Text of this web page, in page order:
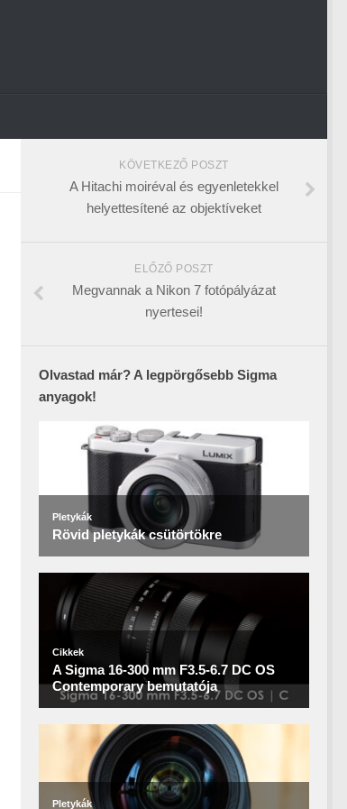
KÖVETKEZŐ POSZT
A Hitachi moiréval és egyenletekkel
helyettesítené az objektíveket
ELŐZŐ POSZT
Megvannak a Nikon 7 fotópályázat
nyertesei!
Olvastad már? A legpörgősebb Sigma
anyagok!